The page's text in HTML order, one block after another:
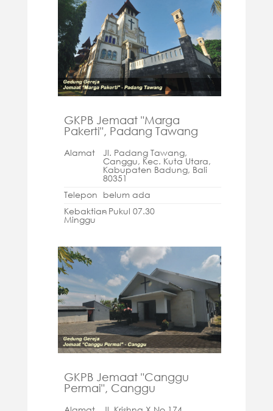
GKPB Jemaat "Marga
Pakerti", Padang Tawang
Alamat
Jl. Padang Tawang,
Canggu, Kec. Kuta Utara,
Kabupaten Badung, Bali
80351
Telepon
belum ada
Kebaktian
Minggu
- Pukul 07.30
GKPB Jemaat "Canggu
Permai", Canggu